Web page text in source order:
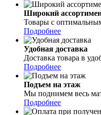
Широкий
Товары с
Подробнее
Удобная доставка
Доставка товара в
Подробнее
Подъем на этаж
Мы поднимем весь
Подробнее